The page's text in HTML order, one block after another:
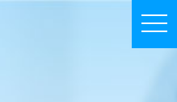
く|みずうみ福祉会採用特